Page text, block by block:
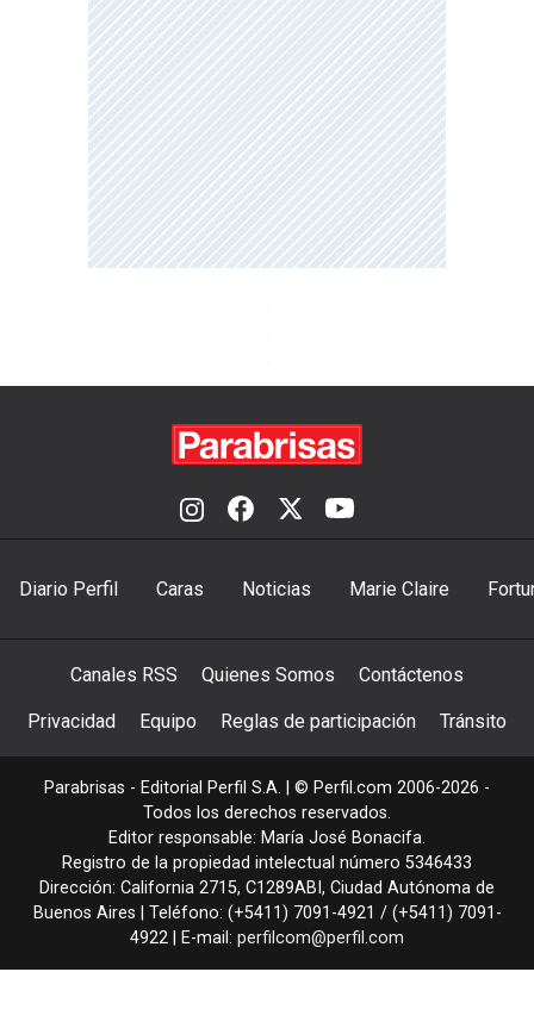
Diario Perfil Caras Noticias Marie Claire
Canales RSS Quienes Somos Contáctenos
Privacidad Equipo Reglas de participación Tránsito
Parabrisas - Editorial Perfil S.A. | © Perfil.com 2006-2026 -
Todos los derechos reservados.
Editor responsable: María José Bonacifa.
Registro de la propiedad intelectual número 5346433
Dirección: California 2715, C1289ABI , Ciudad Autónoma de
Buenos Aires | Teléfono: (+5411) 7091-4921 / (+5411) 7091-
4922 | E-mail: perfilcom@perfil.com